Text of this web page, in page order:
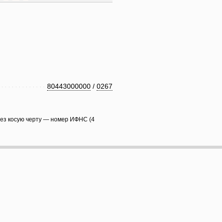
80443000000 / 0267
косую черту — номер ИФНС (4